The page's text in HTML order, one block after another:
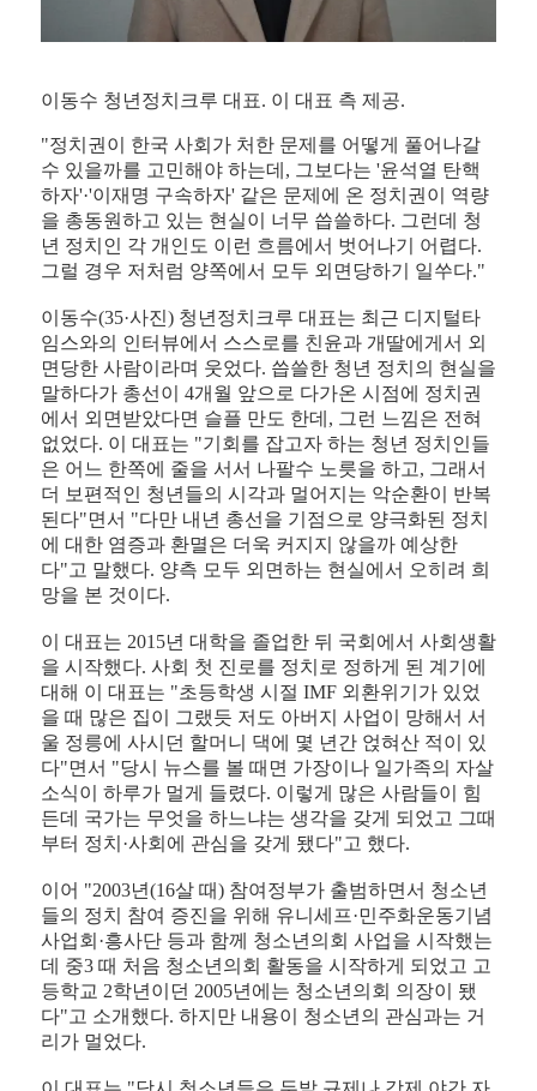
이동수 청년정치크루 대표. 이 대표 측 제공.
"정치권이 한국 사회가 처한 문제를 어떻게 풀어나갈
수 있을까를 고민해야 하는데, 그보다는 '윤석열 탄핵
하자'·'이재명 구속하자' 같은 문제에 온 정치권이 역량
을 총동원하고 있는 현실이 너무 씁쓸하다. 그런데 청
년 정치인 각 개인도 이런 흐름에서 벗어나기 어렵다.
그럴 경우 저처럼 양쪽에서 모두 외면당하기 일쑤다."
이동수(35·사진) 청년정치크루 대표는 최근 디지털타
임스와의 인터뷰에서 스스로를 친윤과 개딸에게서 외
면당한 사람이라며 웃었다. 씁쓸한 청년 정치의 현실을
말하다가 총선이 4개월 앞으로 다가온 시점에 정치권
에서 외면받았다면 슬플 만도 한데, 그런 느낌은 전혀
없었다. 이 대표는 "기회를 잡고자 하는 청년 정치인들
은 어느 한쪽에 줄을 서서 나팔수 노릇을 하고, 그래서
더 보편적인 청년들의 시각과 멀어지는 악순환이 반복
된다"면서 "다만 내년 총선을 기점으로 양극화된 정치
에 대한 염증과 환멸은 더욱 커지지 않을까 예상한
다"고 말했다. 양측 모두 외면하는 현실에서 오히려 희
망을 본 것이다.
이 대표는 2015년 대학을 졸업한 뒤 국회에서 사회생활
을 시작했다. 사회 첫 진로를 정치로 정하게 된 계기에
대해 이 대표는 "초등학생 시절 IMF 외환위기가 있었
을 때 많은 집이 그랬듯 저도 아버지 사업이 망해서 서
울 정릉에 사시던 할머니 댁에 몇 년간 얹혀산 적이 있
다"면서 "당시 뉴스를 볼 때면 가장이나 일가족의 자살
소식이 하루가 멀게 들렸다. 이렇게 많은 사람들이 힘
든데 국가는 무엇을 하느냐는 생각을 갖게 되었고 그때
부터 정치·사회에 관심을 갖게 됐다"고 했다.
이어 "2003년(16살 때) 참여정부가 출범하면서 청소년
들의 정치 참여 증진을 위해 유니세프·민주화운동기념
사업회·흥사단 등과 함께 청소년의회 사업을 시작했는
데 중3 때 처음 청소년의회 활동을 시작하게 되었고 고
등학교 2학년이던 2005년에는 청소년의회 의장이 됐
다"고 소개했다. 하지만 내용이 청소년의 관심과는 거
리가 멀었다.